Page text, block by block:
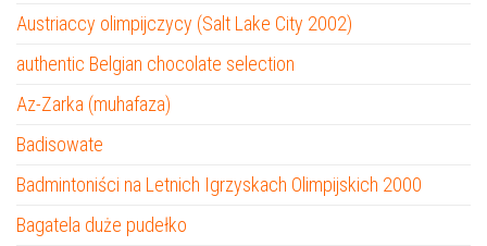
Austriaccy olimpijczycy (Salt Lake City 2002)
authentic Belgian chocolate selection
Az-Zarka (muhafaza)
Badisowate
Badmintoniści na Letnich Igrzyskach Olimpijskich 2000
Bagatela duże pudełko